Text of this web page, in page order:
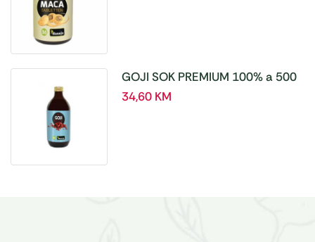
GOJI SOK PREMIUM 100% a 500
ml
34,60 KM